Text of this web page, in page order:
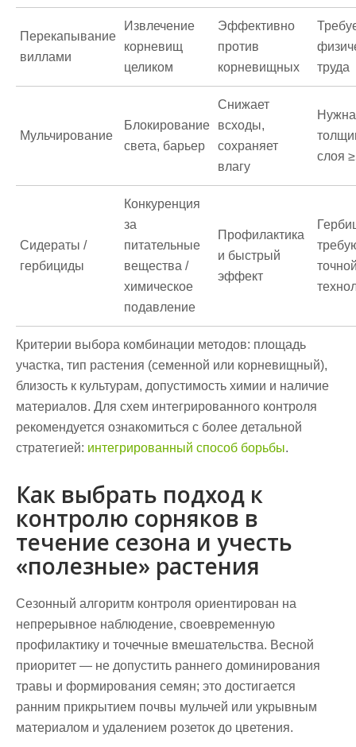
Перекапывание
виллами
Извлечение
корневищ
целиком
Эффективно
против
корневищных
труда
Мульчирование
Блокирование
света, барьер
Снижает
всходы,
сохраняет
влагу
Нужна
слоя
Сидераты /
гербициды
Конкуренция
за
питательные
вещества /
химическое
подавление
Профилактика
и быстрый
эффект
Критерии выбора комбинации методов: площадь
участка, тип растения (семенной или корневищный),
близость к культурам, допустимость химии и наличие
материалов. Для схем интегрированного контроля
рекомендуется ознакомиться с более детальной
стратегией: интегрированный способ борьбы.
Как выбрать подход к
контролю сорняков в
течение сезона и учесть
«полезные» растения
Сезонный алгоритм контроля ориентирован на
непрерывное наблюдение, своевременную
профилактику и точечные вмешательства. Весной
приоритет — не допустить раннего доминирования
травы и формирования семян; это достигается
ранним прикрытием почвы мульчей или укрывным
материалом и удалением розеток до цветения.